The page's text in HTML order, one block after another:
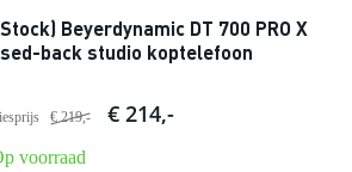
Beyerdynamic DT 700 PRO X
back studio koptelefoon
€ 219,- € 214,-
voorraad